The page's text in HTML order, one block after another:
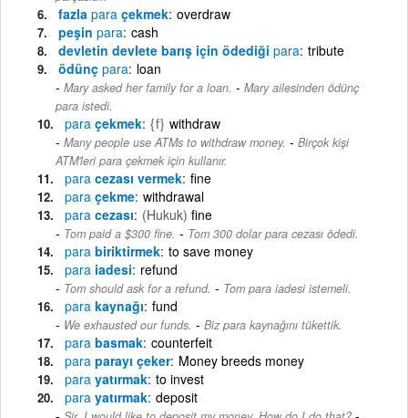
fazla para çekmek overdraw
peşin para cash
devletin devlete barış için ödediği para tribute
ödünç para loan
Mary asked her family for a loan. - Mary ailesinden ödünç
para istedi.
para çekmek {f} withdraw
Many people use ATMs to withdraw money. - Birçok kişi
ATM'leri para çekmek için kullanır.
para cezası vermek fine
para çekme withdrawal
para cezası (Hukuk) fine
Tom paid a $300 fine. - Tom 300 dolar para cezası ödedi.
para biriktirmek to save money
para iadesi refund
Tom should ask for a refund. - Tom para iadesi istemeli.
para kaynağı fund
We exhausted our funds. - Biz para kaynağını tükettik.
para basmak counterfeit
para parayı çeker Money breeds money
para yatırmak to invest
para yatırmak deposit